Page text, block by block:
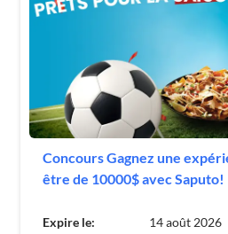
Concours Gagnez une
être de 10000$ avec Saputo!
Expire le:
14 août 2026